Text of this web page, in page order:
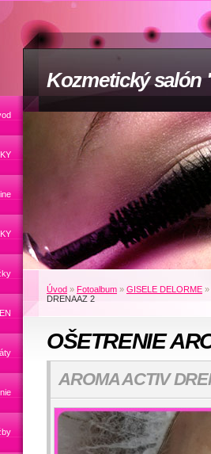
Kozmetický salón
Úvod » Fotoalbum » GISELE DELORME »
DRENAAZ 2
OŠETRENIE
AROMA ACTIV